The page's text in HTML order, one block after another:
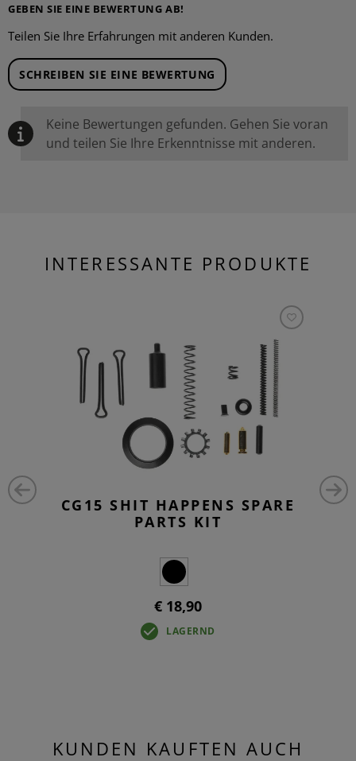
GEBEN SIE EINE BEWERTUNG AB!
Teilen Sie Ihre Erfahrungen mit anderen Kunden.
SCHREIBEN SIE EINE BEWERTUNG
Keine Bewertungen gefunden. Gehen Sie voran
und teilen Sie Ihre Erkenntnisse mit anderen.
INTERESSANTE PRODUKTE
CG15 SHIT HAPPENS SPARE
PARTS KIT
€ 18,90
LAGERND
KUNDEN KAUFTEN AUCH